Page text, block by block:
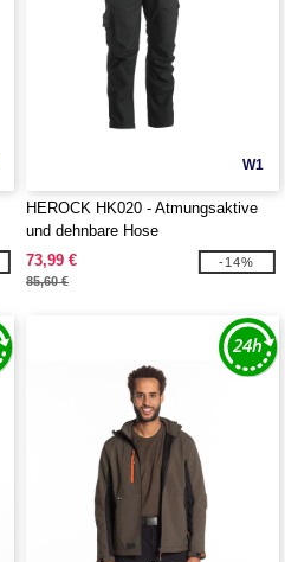
W1
HEROCK HK020 - Atmungsaktive
und dehnbare Hose
73,99 €
85,60 €
-14%